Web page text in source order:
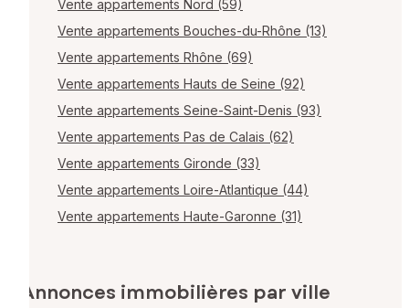
Vente appartements Nord (59)
Vente appartements Bouches-du-Rhône (13)
Vente appartements Rhône (69)
Vente appartements Hauts de Seine (92)
Vente appartements Seine-Saint-Denis (93)
Vente appartements Pas de Calais (62)
Vente appartements Gironde (33)
Vente appartements Loire-Atlantique (44)
Vente appartements Haute-Garonne (31)
Annonces immobilières par ville